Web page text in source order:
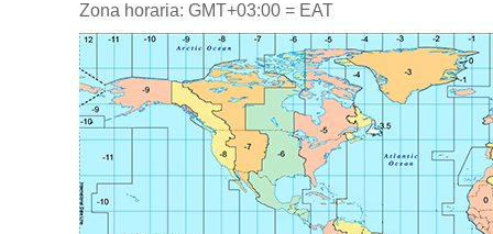
Zona horaria: GMT+03:00 = EAT